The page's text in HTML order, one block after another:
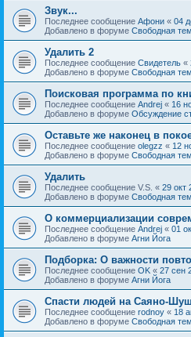
Звук...
Последнее сообщение Афони « 04
Добавлено в форуме Свободная
Удалить 2
Последнее сообщение Свидетель «
Добавлено в форуме Свободная
Поисковая программа по
Последнее сообщение Andrej « 16
Добавлено в форуме Обсуждение
Оставьте же наконец в
Последнее сообщение olegzz « 12
Добавлено в форуме Свободная
Удалить
Последнее сообщение V.S. « 29 окт
Добавлено в форуме Свободная
О коммерциализации
Последнее сообщение Andrej « 01
Добавлено в форуме Агни Йога
Подборка: О важности
Последнее сообщение OK « 27 сен
Добавлено в форуме Агни Йога
Спасти людей на Саяно-
Последнее сообщение rodnoy « 18
Добавлено в форуме Свободная